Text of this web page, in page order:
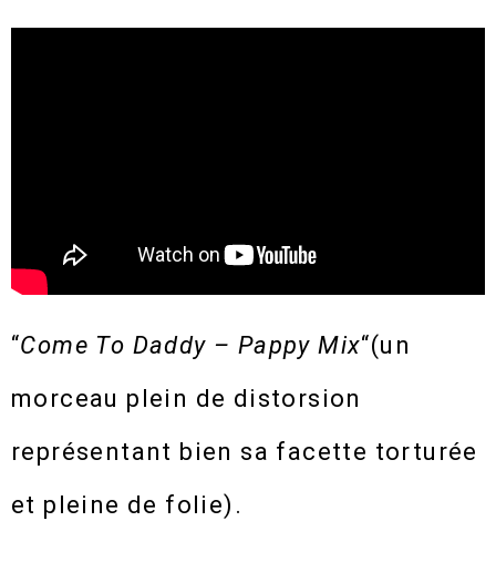
“Come To Daddy – Pappy Mix“(un
morceau plein de distorsion
représentant bien sa facette torturée
et pleine de folie).